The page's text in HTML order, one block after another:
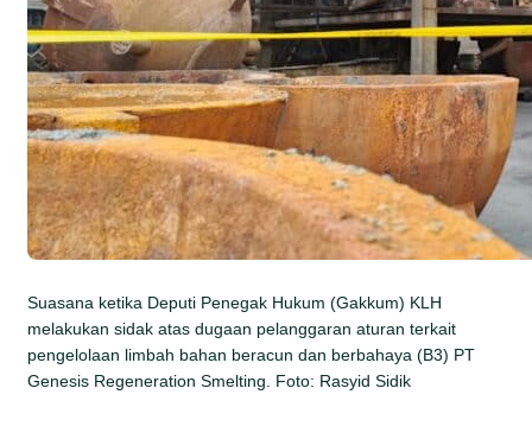
Suasana ketika Deputi Penegak Hukum (Gakkum) KLH
melakukan sidak atas dugaan pelanggaran aturan terkait
pengelolaan limbah bahan beracun dan berbahaya (B3) PT
Genesis Regeneration Smelting. Foto: Rasyid Sidik